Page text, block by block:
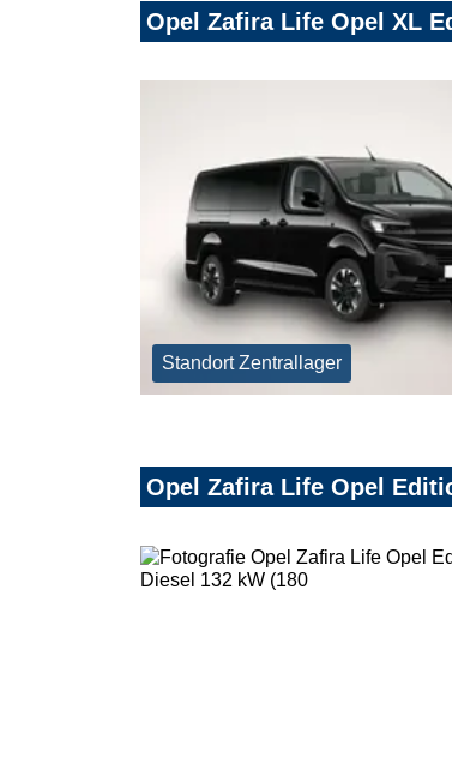
Opel Zafira Life Opel XL
Standort Zentrallager
Opel Zafira Life Opel